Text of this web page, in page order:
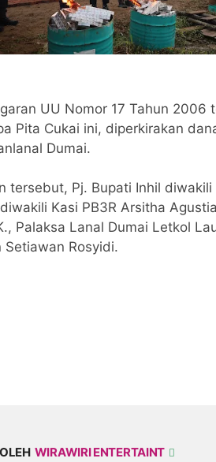
UU Nomor 17 Tahun 2006
Pita Cukai ini, diperkirakan
Dumai.
tersebut, Pj. Bupati Inhil diwakili
Kasi PB3R Arsitha
Palaksa Lanal Dumai Letkol
Setiawan Rosyidi.
WIRAWIRI ENTERTAINT